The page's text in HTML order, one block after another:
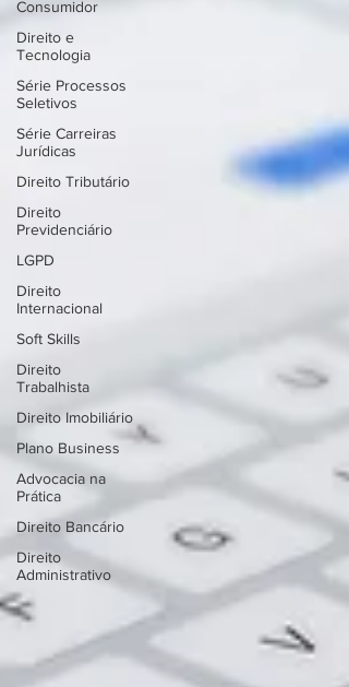
Consumidor
Direito e
Tecnologia
Série Processos
Seletivos
Série Carreiras
Jurídicas
Direito Tributário
Direito
Previdenciário
LGPD
Direito
Internacional
Soft Skills
Direito
Trabalhista
Direito Imobiliário
Plano Business
Advocacia na
Prática
Direito Bancário
Direito
Administrativo